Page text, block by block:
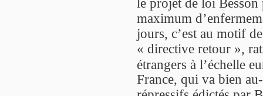
maximum
jours, c’est au motif
« directive retour »,
étrangers à l’échelle
France, qui va bien